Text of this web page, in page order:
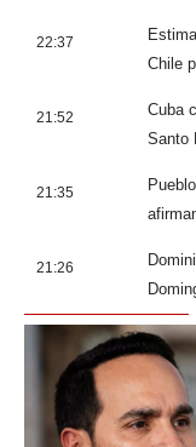
22:37
Chile
21:52
Cuba
Santo
21:35
21:26